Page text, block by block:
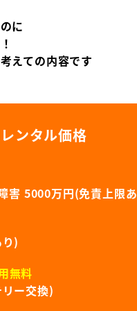
に
えての内容です
ンタル価格
害 5000万円(免責上限あ
)
無料
ー交換)